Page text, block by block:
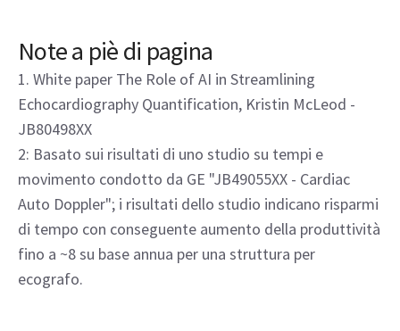
Note a piè di pagina
1. White paper The Role of AI in Streamlining
Echocardiography Quantification, Kristin McLeod -
JB80498XX
2: Basato sui risultati di uno studio su tempi e
movimento condotto da GE "JB49055XX - Cardiac
Auto Doppler"; i risultati dello studio indicano risparmi
di tempo con conseguente aumento della produttività
fino a ~8 su base annua per una struttura per
ecografo.